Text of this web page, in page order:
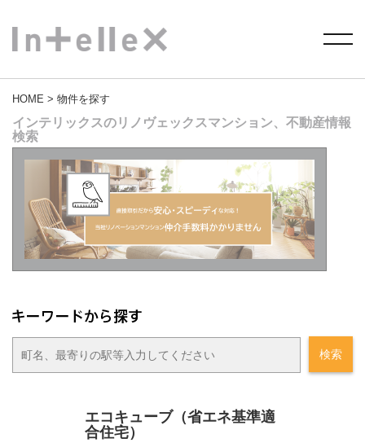
HOME > 物件を探す
インテリックスのリノヴェックスマンション、不動産情報
検索
エコキューブ（省エネ基準適
合住宅）